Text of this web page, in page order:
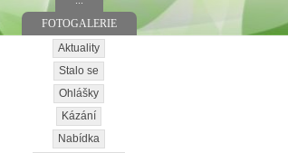
FOTOGALERIE
Aktuality
Stalo se
Ohlášky
Kázání
Nabídka